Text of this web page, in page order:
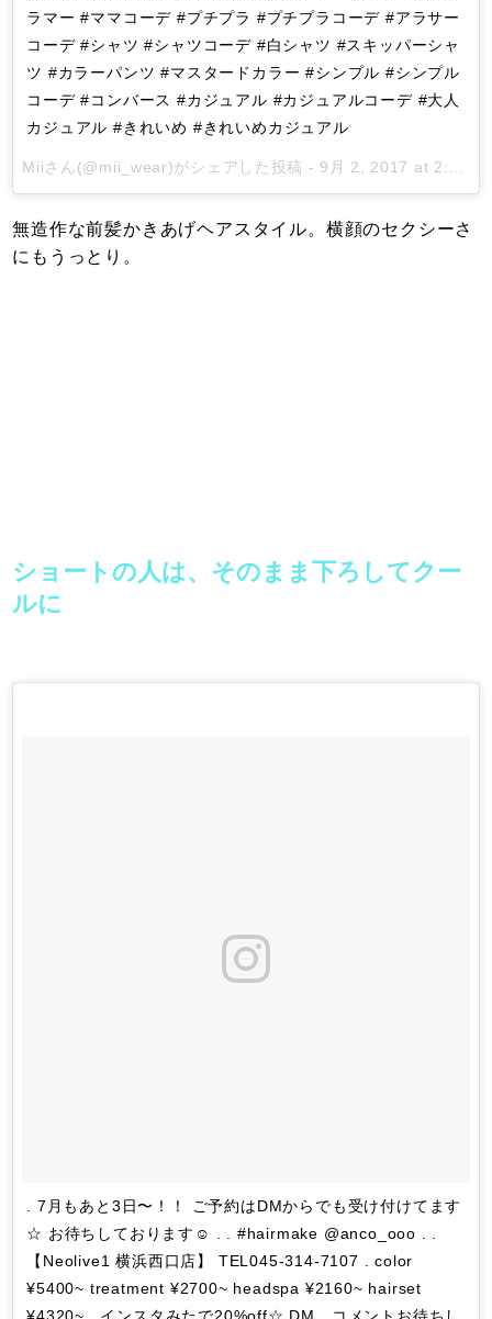
ラマー #ママコーデ #プチプラ #プチプラコーデ #アラサー
コーデ #シャツ #シャツコーデ #白シャツ #スキッパーシャ
ツ #カラーパンツ #マスタードカラー #シンプル #シンプル
コーデ #コンバース #カジュアル #カジュアルコーデ #大人
カジュアル #きれいめ #きれいめカジュアル
Miiさん(@mii_wear)がシェアした投稿 - 9月 2, 2017 at 2:04午前 PDT
無造作な前髪かきあげヘアスタイル。横顔のセクシーさ
にもうっとり。
ショートの人は、そのまま下ろしてクー
ルに
. 7月もあと3日〜！！ ご予約はDMからでも受け付けてます
☆ お待ちしております☺︎ . . #hairmake @anco_ooo . .
【Neolive1 横浜西口店】 TEL045-314-7107 . color
¥5400~ treatment ¥2700~ headspa ¥2160~ hairset